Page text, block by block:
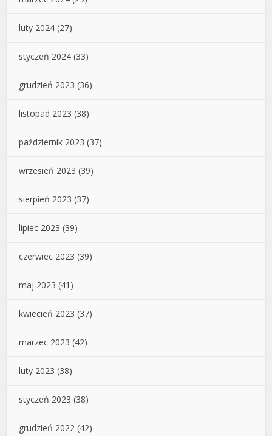
luty 2024 (27)
styczeń 2024 (33)
grudzień 2023 (36)
listopad 2023 (38)
październik 2023 (37)
wrzesień 2023 (39)
sierpień 2023 (37)
lipiec 2023 (39)
czerwiec 2023 (39)
maj 2023 (41)
kwiecień 2023 (37)
marzec 2023 (42)
luty 2023 (38)
styczeń 2023 (38)
grudzień 2022 (42)